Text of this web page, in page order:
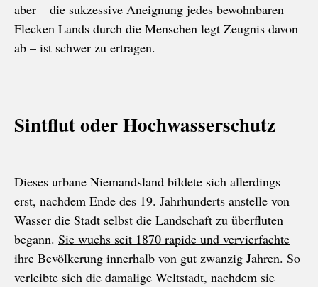
aber – die sukzessive Aneignung jedes bewohnbaren
Flecken Lands durch die Menschen legt Zeugnis davon
ab – ist schwer zu ertragen.
Sintflut oder Hochwasserschutz
Dieses urbane Niemandsland bildete sich allerdings
erst, nachdem Ende des 19. Jahrhunderts anstelle von
Wasser die Stadt selbst die Landschaft zu überfluten
begann. Sie wuchs seit 1870 rapide und vervierfachte
ihre Bevölkerung innerhalb von gut zwanzig Jahren. So
verleibte sich die damalige Weltstadt, nachdem sie